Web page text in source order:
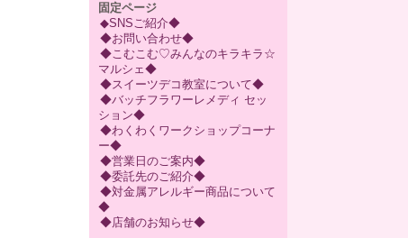
固定ページ
◆SNSご紹介◆
◆お問い合わせ◆
◆こむこむ♡みんなのキラキラ☆
マルシェ◆
◆スイーツデコ教室について◆
◆バッチフラワーレメディ セッ
ション◆
◆わくわくワークショップコーナ
ー◆
◆営業日のご案内◆
◆委託先のご紹介◆
◆対金属アレルギー商品について
◆
◆店舗のお知らせ◆